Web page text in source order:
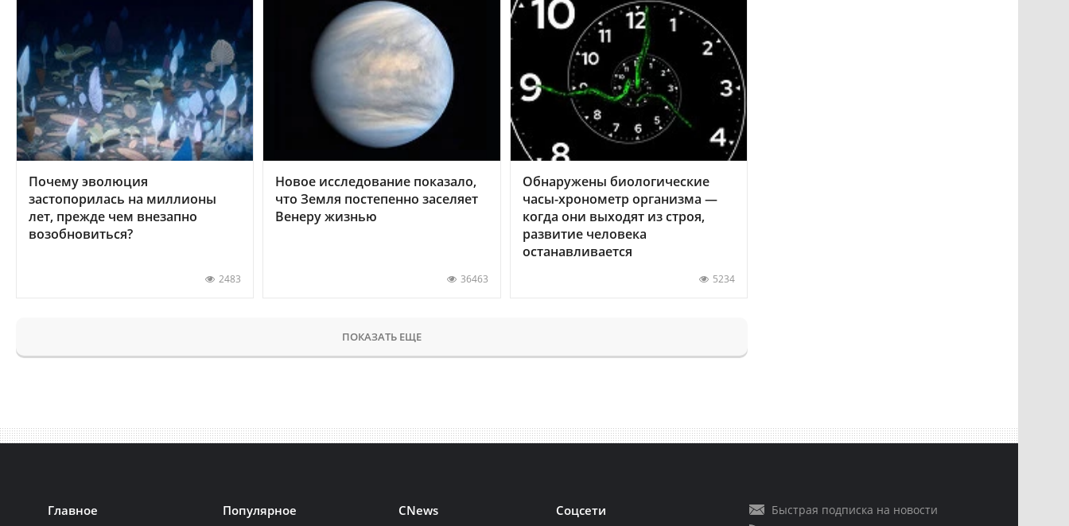
Почему эволюция
застопорилась на миллионы
лет, прежде чем внезапно
возобновиться?
2483
Новое исследование показало,
что Земля постепенно заселяет
Венеру жизнью
36463
Обнаружены биологические
часы-хронометр организма —
когда они выходят из строя,
развитие человека
останавливается
5234
ПОКАЗАТЬ ЕЩЕ
Главное Популярное CNews Соцсети
Быстрая подписка на новости